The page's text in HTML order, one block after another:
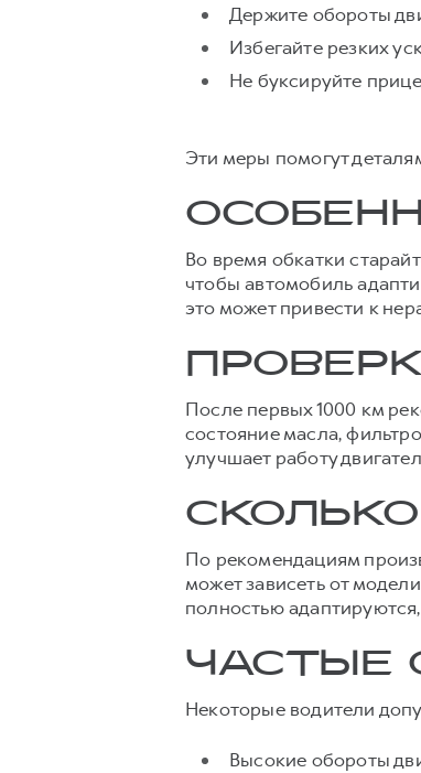
Держите обороты
Избегайте резких
Не буксируйте
Эти меры помогут
Во время обкатки
чтобы автомобиль
это может привести к
После первых 1000 км
состояние масла,
улучшает работу
По рекомендациям
может зависеть от
полностью
ЧАСТЫЕ
Некоторые водители
Высокие обороты